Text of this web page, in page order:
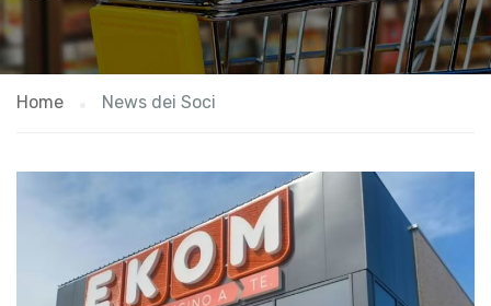
Home News dei Soci